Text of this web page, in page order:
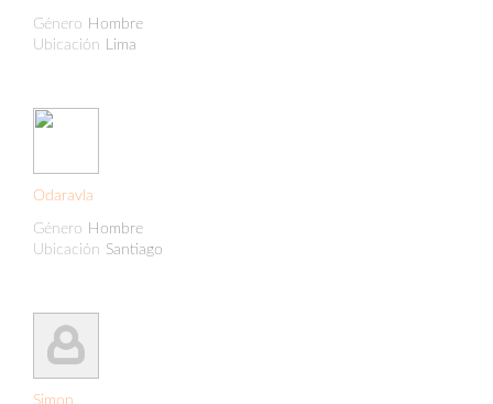
Género Hombre
Ubicación
Lima
Odaravla
Género Hombre
Ubicación Santiago
Simon